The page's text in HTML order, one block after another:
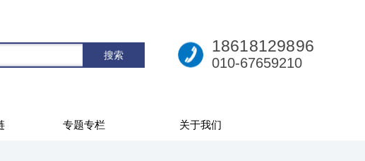
18618129896
010-67659210
专题专栏 关于我们